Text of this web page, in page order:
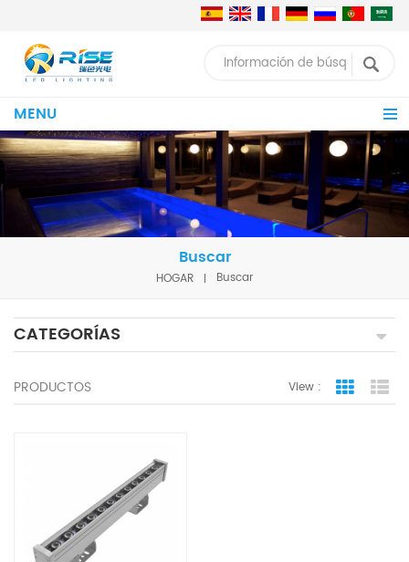
MENU
Buscar
HOGAR Buscar
CATEGORÍAS
PRODUCTOS View : Grid View